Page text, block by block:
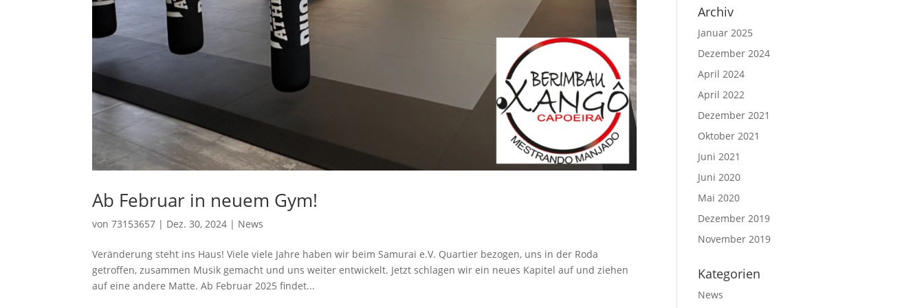
Ab Februar in neuem Gym!
von73153657 | Dez. 30, 2024 | News
Veränderung steht ins Haus! Viele viele Jahre haben wir beim Samurai e.V. Quartier bezogen, uns in der Roda
getroffen, zusammen Musik gemacht und uns weiter entwickelt. Jetzt schlagen wir ein neues Kapitel auf und ziehen
auf eine andere Matte. Ab Februar 2025 findet...
Archiv
Januar 2025
Dezember 2024
April 2024
April 2022
Dezember 2021
Oktober 2021
Juni 2021
Juni 2020
Mai 2020
Dezember 2019
November 2019
Kategorien
News